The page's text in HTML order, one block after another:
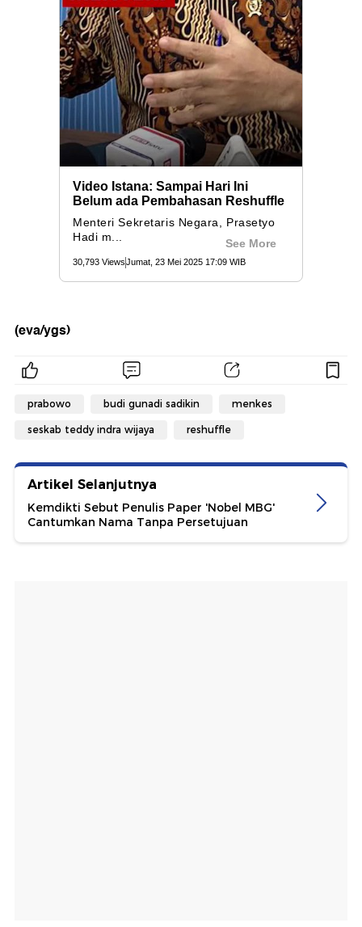
(eva/ygs)
prabowo budi gunadi sadikin menkes
seskab teddy indra wijaya reshuffle
Artikel Selanjutnya
Kemdikti Sebut Penulis Paper 'Nobel MBG'
Cantumkan Nama Tanpa Persetujuan